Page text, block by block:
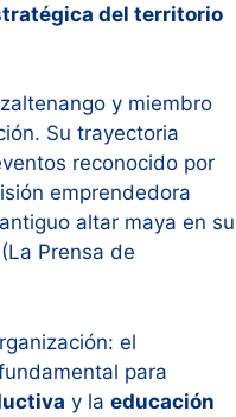
del territorio
y miembro
Su trayectoria
reconocido por
emprendedora
altar maya en su
Prensa de
el
para
y la educación